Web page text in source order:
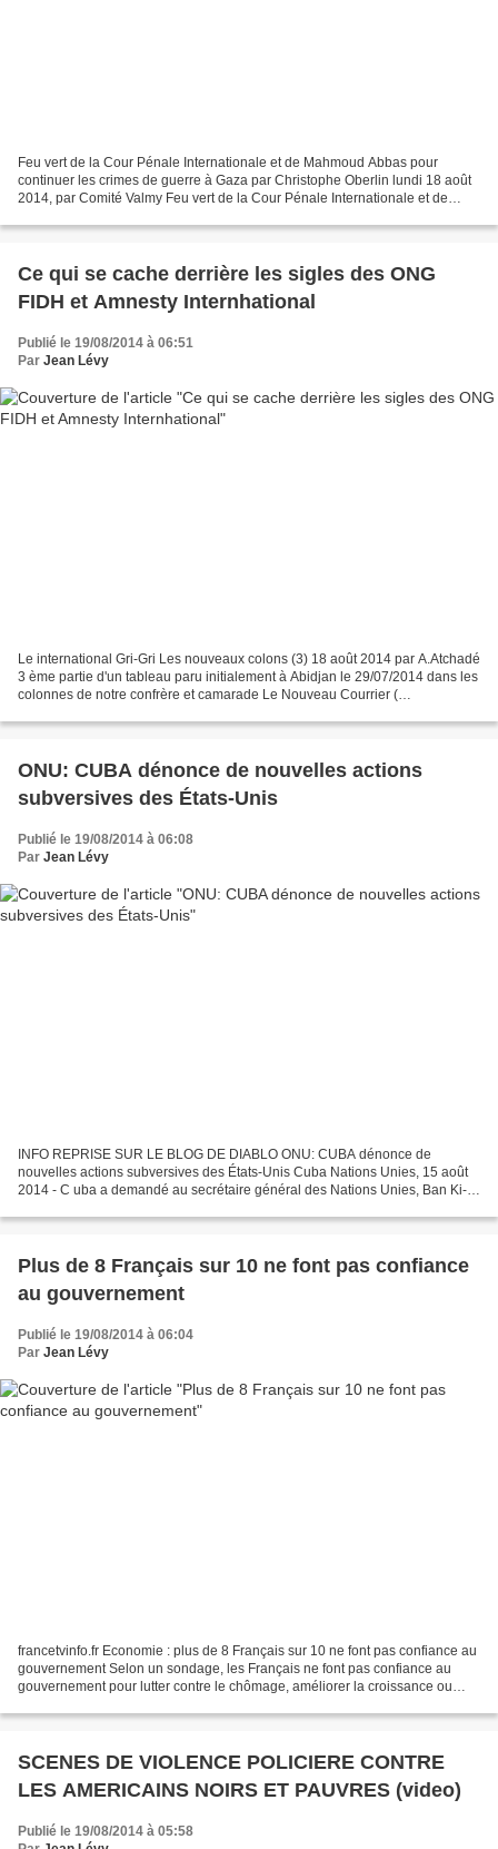
Feu vert de la Cour Pénale Internationale et de Mahmoud Abbas pour
continuer les crimes de guerre à Gaza par Christophe Oberlin lundi 18 août
2014, par Comité Valmy Feu vert de la Cour Pénale Internationale et de
Ce qui se cache derrière les sigles des ONG
FIDH et Amnesty Internhational
Publié le 19/08/2014 à 06:51
Par Jean Lévy
Le international Gri-Gri Les nouveaux colons (3) 18 août 2014 par A.Atchadé
3 ème partie d'un tableau paru initialement à Abidjan le 29/07/2014 dans les
colonnes de notre confrère et camarade Le Nouveau Courrier (
ONU: CUBA dénonce de nouvelles actions
subversives des États-Unis
Publié le 19/08/2014 à 06:08
Par Jean Lévy
INFO REPRISE SUR LE BLOG DE DIABLO ONU: CUBA dénonce de
nouvelles actions subversives des États-Unis Cuba Nations Unies, 15 août
2014 - C uba a demandé au secrétaire général des Nations Unies, Ban Ki-
Plus de 8 Français sur 10 ne font pas confiance
au gouvernement
Publié le 19/08/2014 à 06:04
Par Jean Lévy
francetvinfo.fr Economie : plus de 8 Français sur 10 ne font pas confiance au
gouvernement Selon un sondage, les Français ne font pas confiance au
gouvernement pour lutter contre le chômage, améliorer la croissance ou
SCENES DE VIOLENCE POLICIERE CONTRE
LES AMERICAINS NOIRS ET PAUVRES (video)
Publié le 19/08/2014 à 05:58